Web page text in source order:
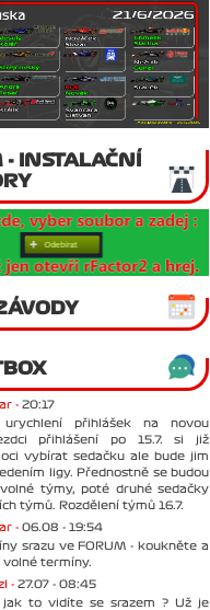
- INSTALAČNÍ
- 20:17
přihlášek na novou
přihlášení po 15.7. si již
vybírat sedačku ale bude jim
ligy. Přednostně se budou
týmy, poté druhé sedačky
týmů. Rozdělení týmů 16.7.
- 06.08 - 19:54
srazu ve FORUM - koukněte a
volné termíny.
- 27.07 - 08:45
jak to vidíte se srazem ? Už je